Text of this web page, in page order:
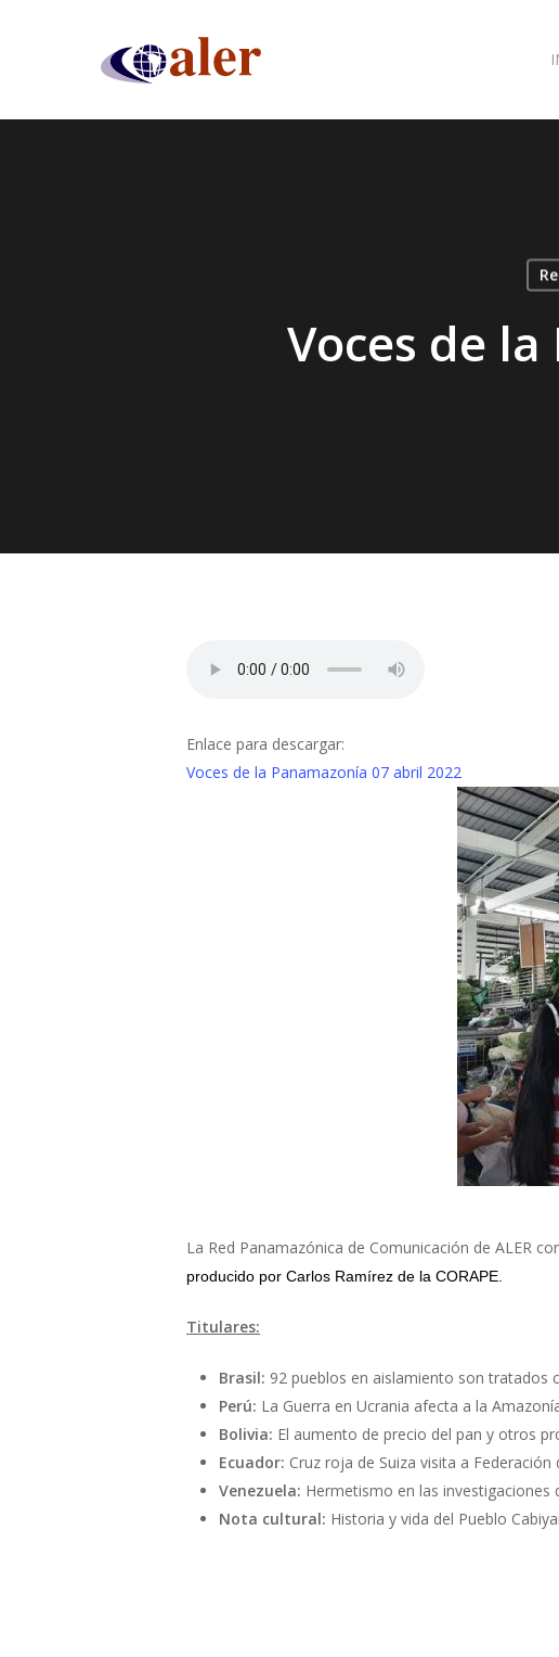
Voces de
Enlace para descargar:
Voces de la Panamazonía 07 abril 2022
La Red Panamazónica de Comunicación de ALER
producido por Carlos Ramírez de la CORAPE.
Titulares:
Brasil: 92 pueblos en aislamiento son tratados
Perú: La Guerra en Ucrania afecta a la
Bolivia: El aumento de precio del pan y otros
Ecuador: Cruz roja de Suiza visita a
Venezuela: Hermetismo en las
Nota cultural: Historia y vida del Pueblo